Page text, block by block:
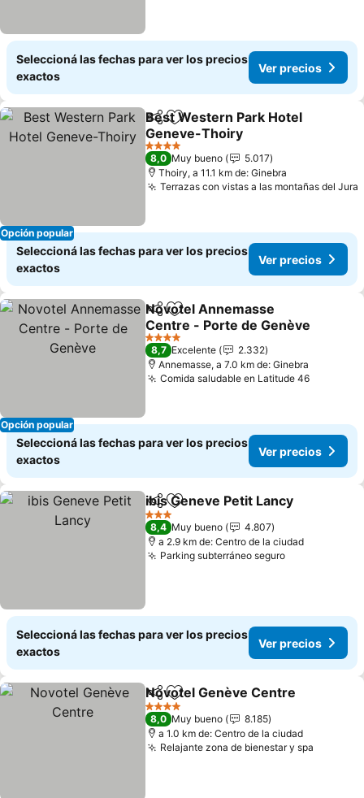
Seleccioná las fechas para ver los precios
exactos
Ver precios
Opción popular
CompartirAñadir a favoritos
Best Western Park Hotel
Geneve-Thoiry
4 Estrellas
8,0 Muy bueno
5.017
Thoiry, a 11.1 km de: Ginebra
Terrazas con vistas a las montañas del Jura
Seleccioná las fechas para ver los precios
exactos
Ver precios
Opción popular
CompartirAñadir a favoritos
Novotel Annemasse
Centre - Porte de Genève
4 Estrellas
8,7 Excelente
2.332
Annemasse, a 7.0 km de: Ginebra
Comida saludable en Latitude 46
Seleccioná las fechas para ver los precios
exactos
Ver precios
CompartirAñadir a favoritos
ibis Geneve Petit Lancy
3 Estrellas
8,4 Muy bueno
4.807
a 2.9 km de: Centro de la ciudad
Parking subterráneo seguro
Seleccioná las fechas para ver los precios
exactos
Ver precios
CompartirAñadir a favoritos
Novotel Genève Centre
4 Estrellas
8,0 Muy bueno
8.185
a 1.0 km de: Centro de la ciudad
Relajante zona de bienestar y spa